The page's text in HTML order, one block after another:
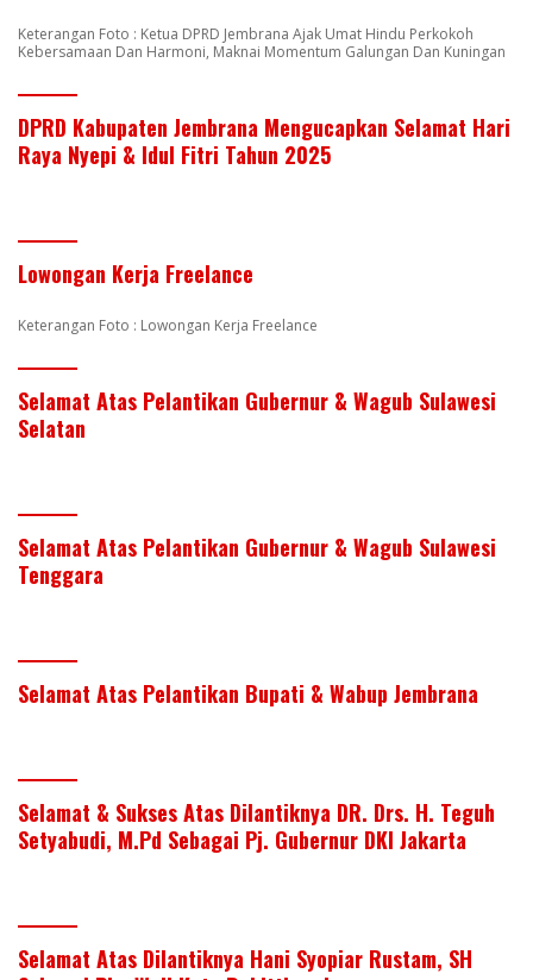
Keterangan Foto : Ketua DPRD Jembrana Ajak Umat Hindu Perkokoh
Kebersamaan Dan Harmoni, Maknai Momentum Galungan Dan Kuningan
DPRD Kabupaten Jembrana Mengucapkan Selamat Hari
Raya Nyepi & Idul Fitri Tahun 2025
Lowongan Kerja Freelance
Keterangan Foto : Lowongan Kerja Freelance
Selamat Atas Pelantikan Gubernur & Wagub Sulawesi
Selatan
Selamat Atas Pelantikan Gubernur & Wagub Sulawesi
Tenggara
Selamat Atas Pelantikan Bupati & Wabup Jembrana
Selamat & Sukses Atas Dilantiknya DR. Drs. H. Teguh
Setyabudi, M.Pd Sebagai Pj. Gubernur DKI Jakarta
Selamat Atas Dilantiknya Hani Syopiar Rustam, SH